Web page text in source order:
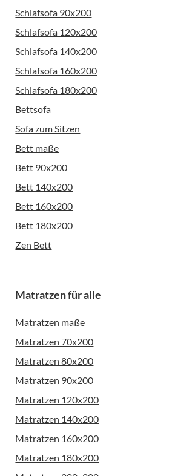
Schlafsofa 90x200
Schlafsofa 120x200
Schlafsofa 140x200
Schlafsofa 160x200
Schlafsofa 180x200
Bettsofa
Sofa zum Sitzen
Bett maße
Bett 90x200
Bett 140x200
Bett 160x200
Bett 180x200
Zen Bett
Matratzen für alle
Matratzen maße
Matratzen 70x200
Matratzen 80x200
Matratzen 90x200
Matratzen 120x200
Matratzen 140x200
Matratzen 160x200
Matratzen 180x200